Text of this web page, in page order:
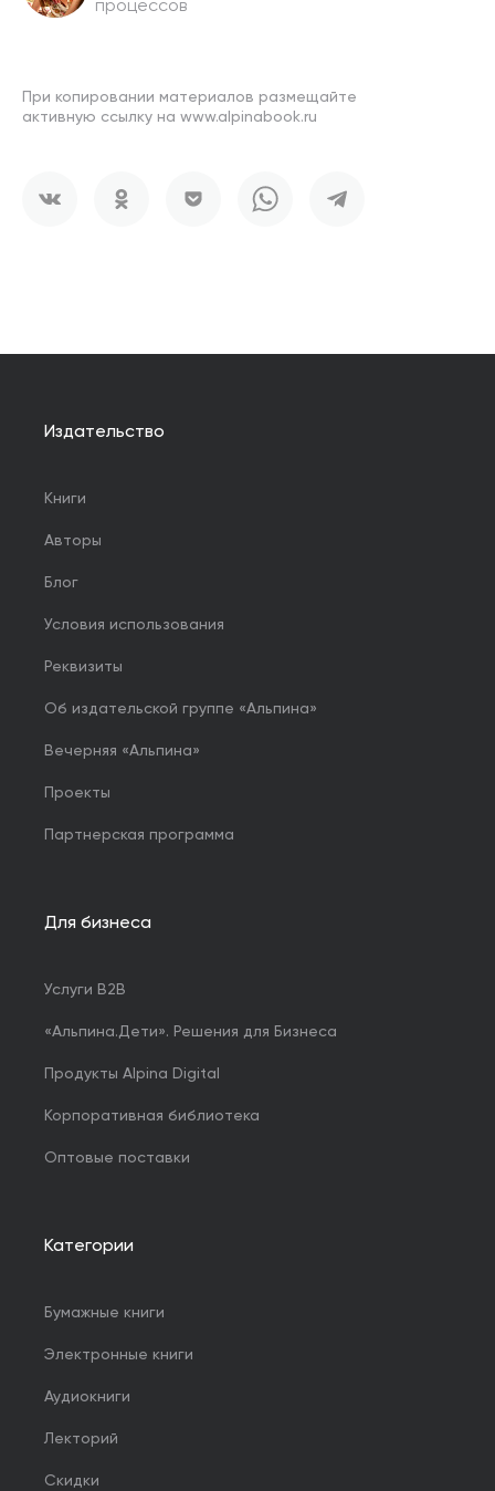
процессов
При копировании материалов размещайте
активную ссылку на www.alpinabook.ru
Издательство
Книги
Авторы
Блог
Условия использования
Реквизиты
Об издательской группе «Альпина»
Вечерняя «Альпина»
Проекты
Партнерская программа
Для бизнеса
Услуги B2B
«Альпина.Дети». Решения для Бизнеса
Продукты Alpina Digital
Корпоративная библиотека
Оптовые поставки
Категории
Бумажные книги
Электронные книги
Аудиокниги
Лекторий
Скидки